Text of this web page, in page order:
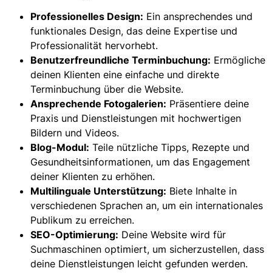
Professionelles Design: Ein ansprechendes und
funktionales Design, das deine Expertise und
Professionalität hervorhebt.
Benutzerfreundliche Terminbuchung: Ermögliche
deinen Klienten eine einfache und direkte
Terminbuchung über die Website.
Ansprechende Fotogalerien: Präsentiere deine
Praxis und Dienstleistungen mit hochwertigen
Bildern und Videos.
Blog-Modul: Teile nützliche Tipps, Rezepte und
Gesundheitsinformationen, um das Engagement
deiner Klienten zu erhöhen.
Multilinguale Unterstützung: Biete Inhalte in
verschiedenen Sprachen an, um ein internationales
Publikum zu erreichen.
SEO-Optimierung: Deine Website wird für
Suchmaschinen optimiert, um sicherzustellen, dass
deine Dienstleistungen leicht gefunden werden.